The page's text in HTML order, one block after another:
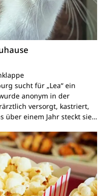
sucht für „Lea“ ein
anonym in der
versorgt, kastriert,
über einem Jahr steckt sie…